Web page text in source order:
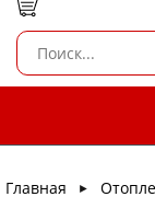
Главная ►